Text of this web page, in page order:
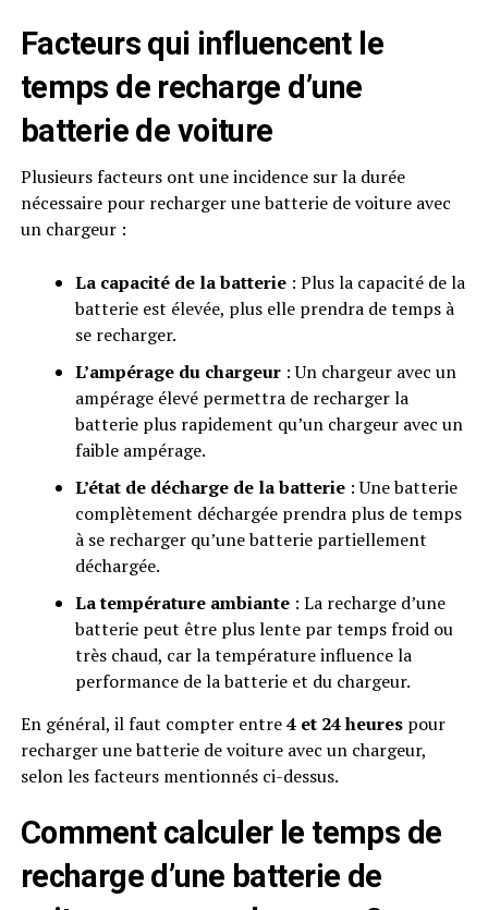
Facteurs qui influencent le
temps de recharge d’une
batterie de voiture
Plusieurs facteurs ont une incidence sur la durée
nécessaire pour recharger une batterie de voiture avec
un chargeur :
La capacité de la batterie: Plus la capacité de la
batterie est élevée, plus elle prendra de temps à
se recharger.
L’ampérage du chargeur: Un chargeur avec un
ampérage élevé permettra de recharger la
batterie plus rapidement qu’un chargeur avec un
faible ampérage.
L’état de décharge de la batterie: Une batterie
complètement déchargée prendra plus de temps
à se recharger qu’une batterie partiellement
déchargée.
La température ambiante: La recharge d’une
batterie peut être plus lente par temps froid ou
très chaud, car la température influence la
performance de la batterie et du chargeur.
En général, il faut compter entre4 et 24 heurespour
recharger une batterie de voiture avec un chargeur,
selon les facteurs mentionnés ci-dessus.
Comment calculer le temps de
recharge d’une batterie de